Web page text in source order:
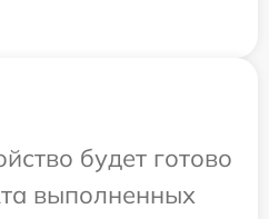
будет готово
выполненных